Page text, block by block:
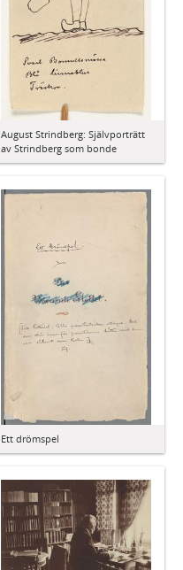
August Strindberg: Självporträtt
av Strindberg som bonde
Ett drömspel